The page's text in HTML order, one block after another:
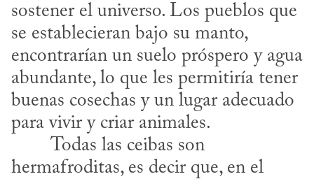
sostener el universo. Los pueblos que
se establecieran bajo su manto,
encontrarían un suelo próspero y agua
abundante, lo que les permitiría tener
buenas cosechas y un lugar adecuado
para vivir y criar animales.
hermafroditas, es decir que, en el